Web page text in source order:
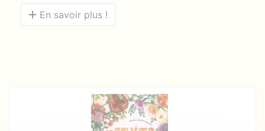
En savoir plus !
Documents à télécharger